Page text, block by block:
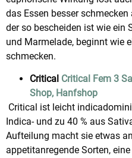
das Essen besser
der so bescheiden ist wie ein
und Marmelade, beginnt wie
schmecken.
Critical Critical Fem 3
Shop, Hanfshop
Critical ist leicht
Indica- und zu 40 % aus
Aufteilung macht sie etwas
appetitanregende Sorten,